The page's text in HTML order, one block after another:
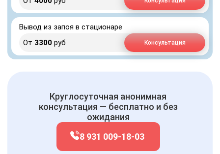
Вывод из запоя в стационаре
От 3300 руб Консультация
Круглосуточная анонимная
консультация — бесплатно и без
ожидания
8 931 009-18-03